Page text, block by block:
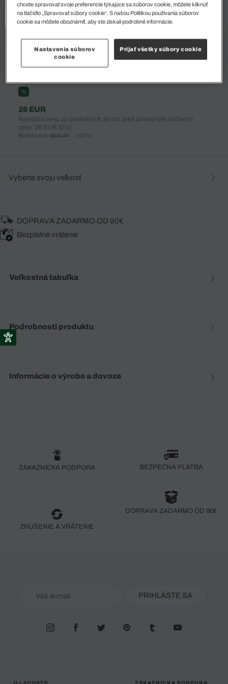
%
26 EUR
Najnižšia cena za posledných 30 dní pred posledným znížením
ceny: 26 EUR (0%)
Bežná cena: 65 EUR (-60%)
Vyberte svoju veľkosť
DOPRAVA ZADARMO OD 90€
Bezplatné vrátenie
Veľkostná tabuľka
Podrobnosti produktu
Informácie o výrobe a dovoze
ZÁKAZNÍCKA PODPORA BEZPEČNÁ PLATBA
ZRUŠENIE A VRÁTENIE
DOPRAVA ZADARMO OD 90€
PRIHLÁSTE SA
O LACOSTE ZÁKAZNÍCKA PODPORA
chcete spravovať svoje preferencie týkajúce sa súborov cookie, môžete kliknúť
na tlačidlo „Spravovať súbory cookie“. S našou Politikou používania súborov
cookie sa môžete oboznámiť, aby ste získali podrobné informácie.
Nastavenia súborov
cookie
Prijať všetky súbory cookie